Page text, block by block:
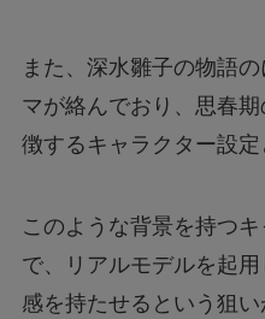
また、深水雛子の物語
マが絡んでおり、思春
徴するキャラクター設定
このような背景を持つ
で、リアルモデルを起
感を持たせるという狙